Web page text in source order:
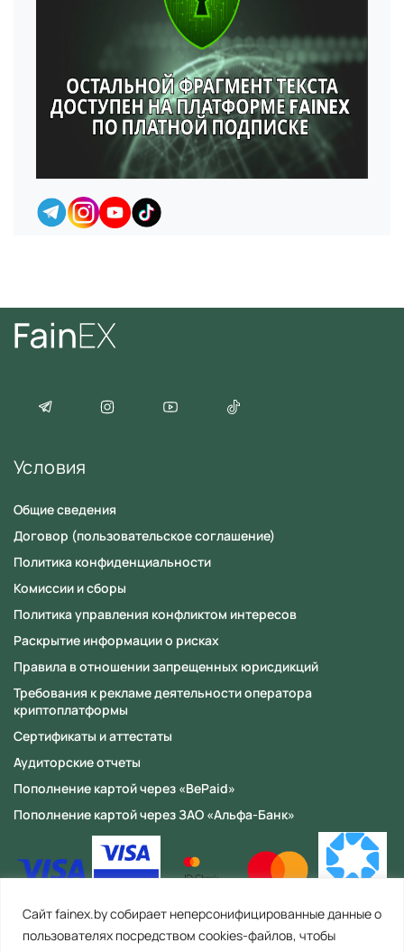
Сайт fainex.by собирает неперсонифицированные данные о
пользователях посредством cookies-файлов, чтобы
Условия
Общие сведения
Договор (пользовательское соглашение)
Политика конфиденциальности
Комиссии и сборы
Политика управления конфликтом интересов
Раскрытие информации о рисках
Правила в отношении запрещенных юрисдикций
Требования к рекламе деятельности оператора
криптоплатформы
Сертификаты и аттестаты
Аудиторские отчеты
Пополнение картой через «BePaid»
Пополнение картой через ЗАО «Альфа-Банк»